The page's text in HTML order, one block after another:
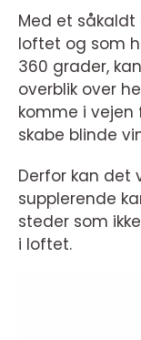
Med et
loftet og som
360 grader,
overblik over
komme i
skabe blinde
Derfor kan
supplerende
steder som
i loftet.